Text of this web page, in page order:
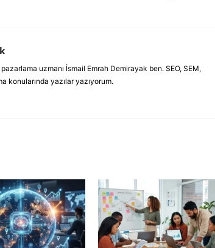
uzmanı İsmail Emrah Demirayak ben. SEO, SEM,
konularında yazılar yazıyorum.